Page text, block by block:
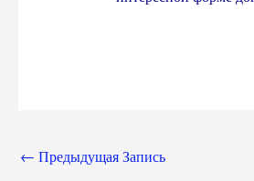
← Предыдущая Запись